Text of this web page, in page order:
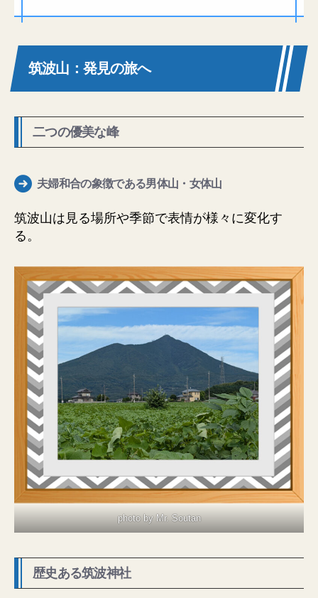
筑波山：発見の旅へ
二つの優美な峰
夫婦和合の象徴である男体山・女体山
筑波山は見る場所や季節で表情が様々に変化す
る。
photo by Mr. Soutan
歴史ある筑波神社